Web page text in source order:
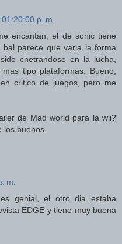
p. m.
encantan, el de sonic tiene
parece que varia la forma
cnetrandose en la lucha,
tipo plataformas. Bueno,
critico de juegos, pero me
de Mad world para la wii?
los buenos.
m.
genial, el otro dia estaba
EDGE y tiene muy buena